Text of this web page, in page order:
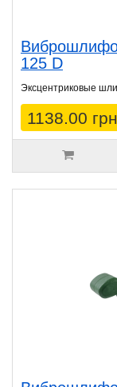
125 D
Эксцентриковые
1138.00 грн